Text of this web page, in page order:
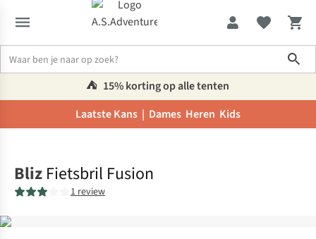
⛺️ 15% korting op alle tenten
Laatste Kans | Dames Heren Kids
Bliz Fietsbril Fusion
1 review